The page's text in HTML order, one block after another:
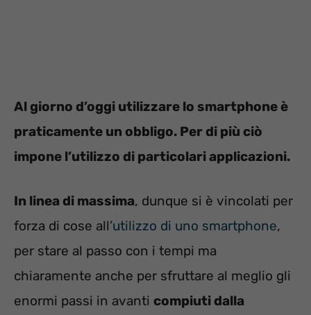
Al giorno d’oggi utilizzare lo smartphone è
praticamente un obbligo. Per di più ciò
impone l’utilizzo di particolari applicazioni.
In linea di massima, dunque si è vincolati per
forza di cose all’utilizzo di uno smartphone,
per stare al passo con i tempi ma
chiaramente anche per sfruttare al meglio gli
enormi passi in avanti compiuti dalla